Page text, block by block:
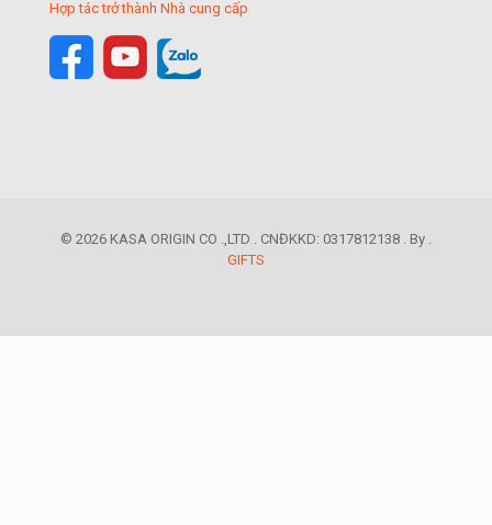
Hợp tác trở thành Nhà cung cấp
© 2026 KASA ORIGIN CO .,LTD . CNĐKKD: 0317812138 . By .
GIFTS